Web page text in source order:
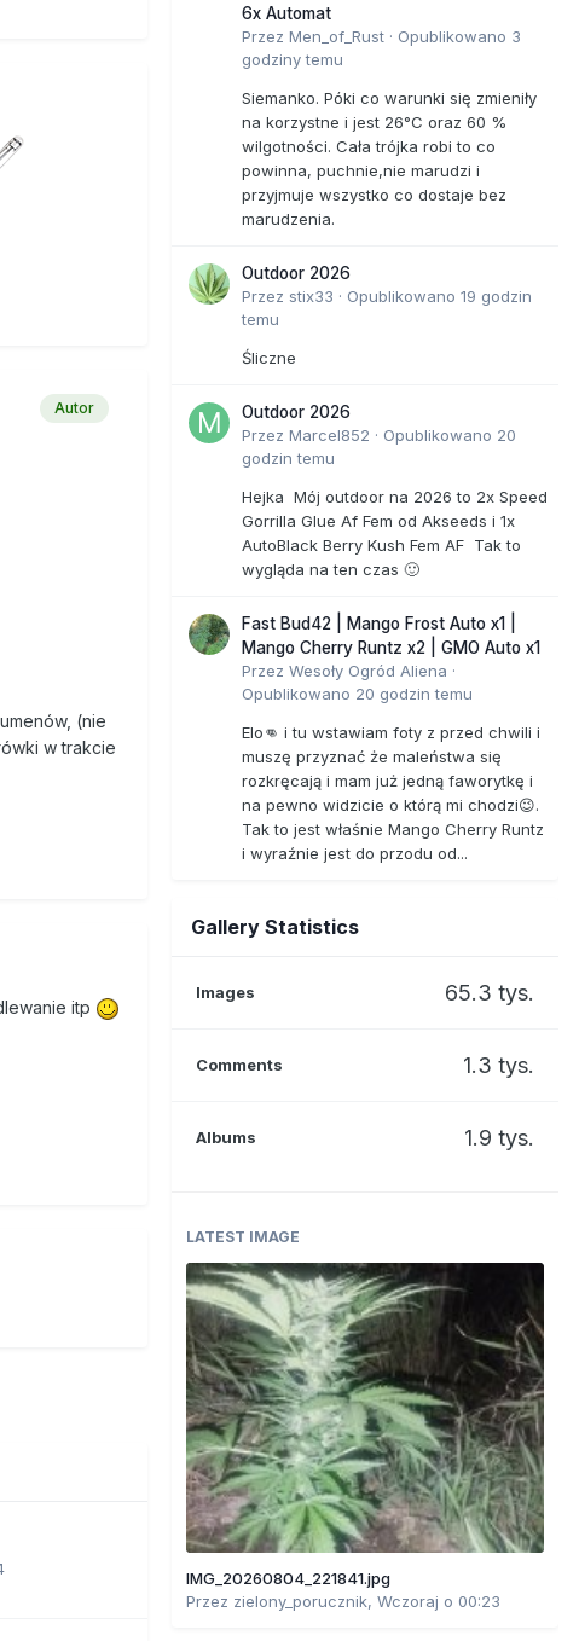
Autor
(nie
w trakcie
itp
6x Automat
Przez Men_of_Rust · Opublikowano 3
godziny temu
Siemanko. Póki co warunki się zmieniły
na korzystne i jest 26°C oraz 60 %
wilgotności. Cała trójka robi to co
powinna, puchnie,nie marudzi i
przyjmuje wszystko co dostaje bez
marudzenia.
Outdoor 2026
Przez stix33 · Opublikowano 19 godzin
temu
Śliczne
Outdoor 2026
Przez Marcel852 · Opublikowano 20
godzin temu
Hejka Mój outdoor na 2026 to 2x Speed
Gorrilla Glue Af Fem od Akseeds i 1x
AutoBlack Berry Kush Fem AF Tak to
wygląda na ten czas 🙂
Fast Bud42 | Mango Frost Auto x1 |
Mango Cherry Runtz x2 | GMO Auto x1
Przez Wesoły Ogród Aliena ·
Opublikowano 20 godzin temu
Elo👊 i tu wstawiam foty z przed chwili i
muszę przyznać że maleństwa się
rozkręcają i mam już jedną faworytkę i
na pewno widzicie o którą mi chodzi😉.
Tak to jest właśnie Mango Cherry Runtz
i wyraźnie jest do przodu od...
Gallery Statistics
Images 65.3 tys.
Comments 1.3 tys.
Albums 1.9 tys.
LATEST IMAGE
IMG_20260804_221841.jpg
Przez zielony_porucznik, Wczoraj o 00:23